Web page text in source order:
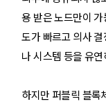
용 받은 노드만이
도가 빠르고 의사
나 시스템 등을 유
하지만 퍼블릭 블록